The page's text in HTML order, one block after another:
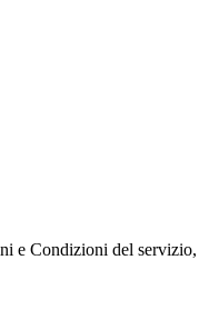
e Condizioni del servizio,